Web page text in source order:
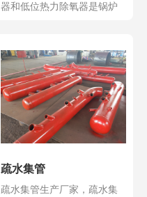
器和低位热力除氧器是锅炉
疏水集管
疏水集管生产厂家，疏水集